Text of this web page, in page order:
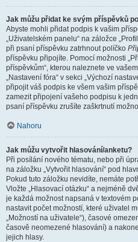
Jak můžu přidat ke svým příspěvků
Abyste mohli přidat podpis k vašim
„Uživatelském panelu“ na záložce
při psaní příspěvku zatrhnout políčko
příspěvku připojíte. Pomocí možnosti
příspěvkům“, kterou naleznete ve
„Nastavení fóra“ v sekci „Výchozí
připojit váš podpis ke všem vašim
zamezit připojení vašeho podpisu k
psaní příspěvku zrušíte zaškrtnutí
Nahoru
Jak můžu vytvořit hlasování/anketu?
Při posílání nového tématu, nebo při
na záložku „Vytvořit hlasování“ pod
Pokud tuto záložku nevidíte, nemáte
Vložte „Hlasovací otázku“ a nejméně
je každá možnost napsaná v textovém
nastavit počet možností, které uživatel
„Možností na uživatele“), časové
časově neomezené hlasování) a
jejich hlasy.